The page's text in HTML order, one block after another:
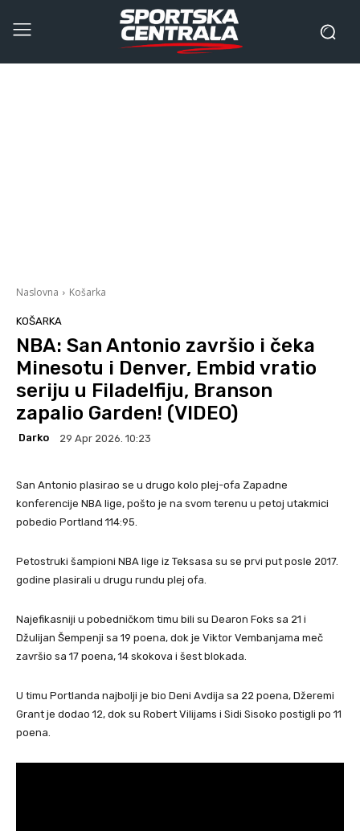
Naslovna Košarka
KOŠARKA
NBA: San Antonio završio i čeka
Minesotu i Denver, Embid vratio
seriju u Filadelfiju, Branson
zapalio Garden! (VIDEO)
Darko 29 Apr 2026. 10:23
San Antonio plasirao se u drugo kolo plej-ofa Zapadne
konferencije NBA lige, pošto je na svom terenu u petoj utakmici
pobedio Portland 114:95.
Petostruki šampioni NBA lige iz Teksasa su se prvi put posle 2017.
godine plasirali u drugu rundu plej ofa.
Najefikasniji u pobedničkom timu bili su Dearon Foks sa 21 i
Džulijan Šempenji sa 19 poena, dok je Viktor Vembanjama meč
završio sa 17 poena, 14 skokova i šest blokada.
U timu Portlanda najbolji je bio Deni Avdija sa 22 poena, Džeremi
Grant je dodao 12, dok su Robert Vilijams i Sidi Sisoko postigli po 11
poena.